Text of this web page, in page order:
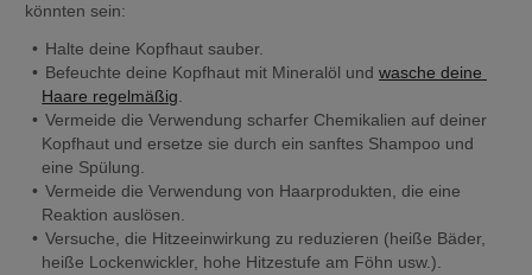
könnten sein:
Halte deine Kopfhaut sauber.
Befeuchte deine Kopfhaut mit Mineralöl und wasche deine
Haare regelmäßig
Vermeide die Verwendung scharfer Chemikalien auf deiner
Kopfhaut und ersetze sie durch ein sanftes Shampoo und
eine Spülung.
Vermeide die Verwendung von Haarprodukten, die eine
Reaktion auslösen.
Versuche, die Hitzeeinwirkung zu reduzieren (heiße Bäder,
heiße Lockenwickler, hohe Hitzestufe am Föhn usw.).